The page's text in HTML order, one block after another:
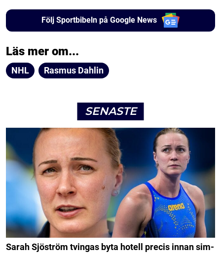
Följ Sportbibeln på Google News
Läs mer om...
NHL Rasmus Dahlin
SENASTE
Sarah Sjöström tvingas byta hotell precis innan sim-